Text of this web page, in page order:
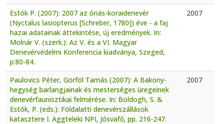
Estók P. (2007): 2007 az óriás-koraidenevér
(Nyctalus lasiopterus [Schreber, 1780]) éve - a faj
hazai adatainak áttekintése, új eredmények. In:
Molnár V. (szerk.): Az V. és a VI. Magyar
Denevérvédelmi Konferencia kiadványa, Szeged,
p:80-84.
2007
Paulovics Péter, Görföl Tamás (2007): A Bakony-
hegység barlangjainak és mesterséges üregeinek
denevérfaunisztikai felmérése. In: Boldogh, S. &
Estók, P. (eds.): Földalatti denevérszállások
katasztere I. Aggteleki NPI, Jósvafő, pp. 216-247.
2007